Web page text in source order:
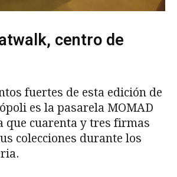
centro de
fuertes de esta edición de
es la pasarela MOMAD
que cuarenta y tres firmas
colecciones durante los